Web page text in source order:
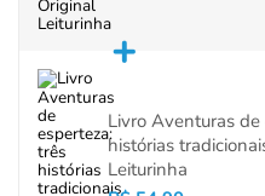
+
Livro Aventuras
histórias
Leiturinha